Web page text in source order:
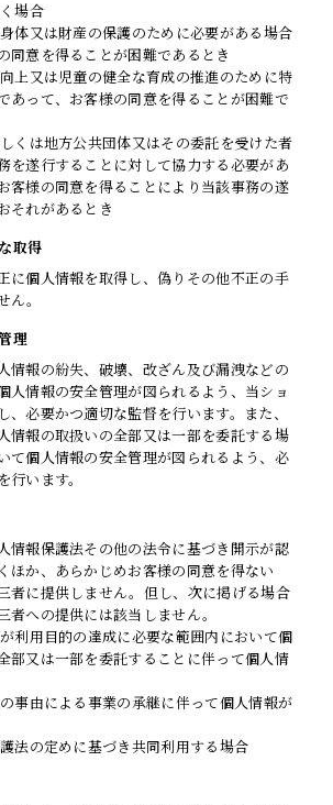
場合
身体又は財産の保護のために必要がある場合
同意を得ることが困難であるとき
向上又は児童の健全な育成の推進のために特
あって、お客様の同意を得ることが困難で
しくは地方公共団体又はその委託を受けた者
を遂行することに対して協力する必要があ
客様の同意を得ることにより当該事務の遂
それがあるとき
取得
に個人情報を取得し、偽りその他不正の手
ん。
理
情報の紛失、破壊、改ざん及び漏洩などの
人情報の安全管理が図られるよう、当ショ
、必要かつ適切な監督を行います。また、
情報の取扱いの全部又は一部を委託する場
て個人情報の安全管理が図られるよう、必
います。
情報保護法その他の法令に基づき開示が認
ほか、あらかじめお客様の同意を得ない
者に提供しません。但し、次に掲げる場合
者への提供には該当しません。
が利用目的の達成に必要な範囲内において個
部又は一部を委託することに伴って個人情
の事由による事業の承継に伴って個人情報が
護法の定めに基づき共同利用する場合